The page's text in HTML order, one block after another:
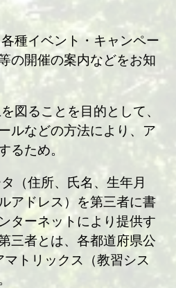
種イベント・キャンペー
の開催の案内などをお知
図ることを目的として、
ルなどの方法により、ア
るため。
（住所、氏名、生年月
アドレス）を第三者に書
ターネットにより提供す
三者とは、各都道府県公
トリックス（教習シス